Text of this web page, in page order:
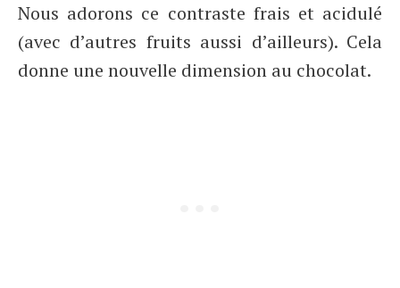
Nous adorons ce contraste frais et acidulé
(avec d’autres fruits aussi d’ailleurs). Cela
donne une nouvelle dimension au chocolat.